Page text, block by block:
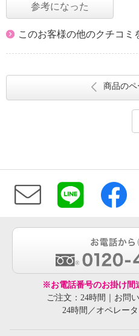
参考になった
このお客様の他のクチコミ
商品のペ
※お電話番号のお掛け間
ご注文：24時間｜お問
24時間／オペレー